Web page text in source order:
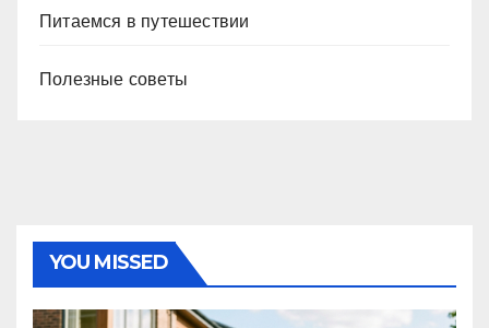
Питаемся в путешествии
Полезные советы
YOU MISSED